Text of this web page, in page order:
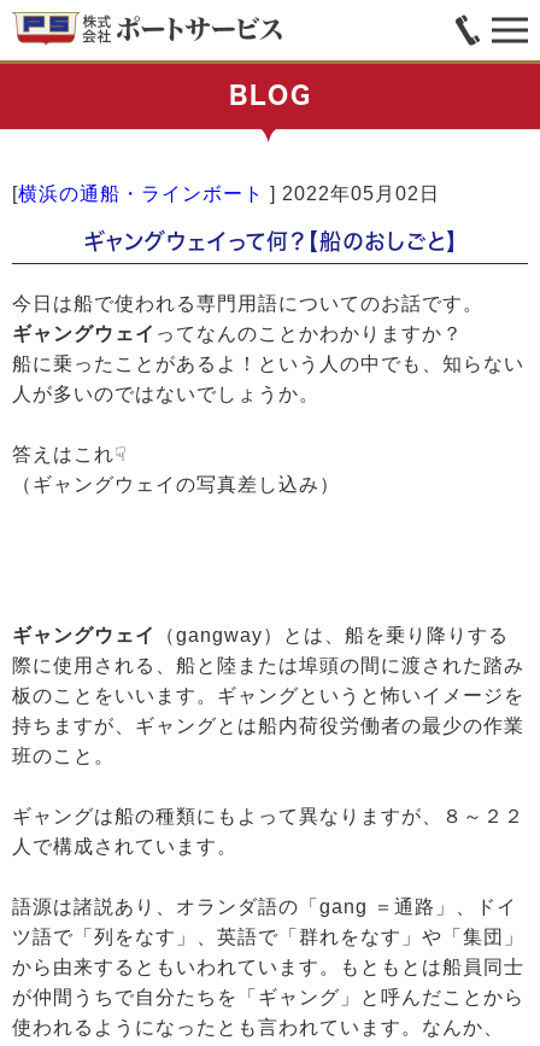
BLOG
[横浜の通船・ラインボート ] 2022年05月02日
ギャングウェイって何？【船のおしごと】
今日は船で使われる専門用語についてのお話です。
ギャングウェイ ってなんのことかわかりますか？
船に乗ったことがあるよ！という人の中でも、知らない
人が多いのではないでしょうか。
答えはこれ☟
（ギャングウェイの写真差し込み）
ギャングウェイ
（gangway）とは、船を乗り降りする
際に使用される、船と陸または埠頭の間に渡された踏み
板のことをいいます。ギャングというと怖いイメージを
持ちますが、ギャングとは船内荷役労働者の最少の作業
班のこと。
ギャングは船の種類にもよって異なりますが、８～２２
人で構成されています。
語源は諸説あり、オランダ語の「gang ＝通路」、ドイ
ツ語で「列をなす」、英語で「群れをなす」や「集団」
から由来するともいわれています。もともとは船員同士
が仲間うちで自分たちを「ギャング」と呼んだことから
使われるようになったとも言われています。なんか、